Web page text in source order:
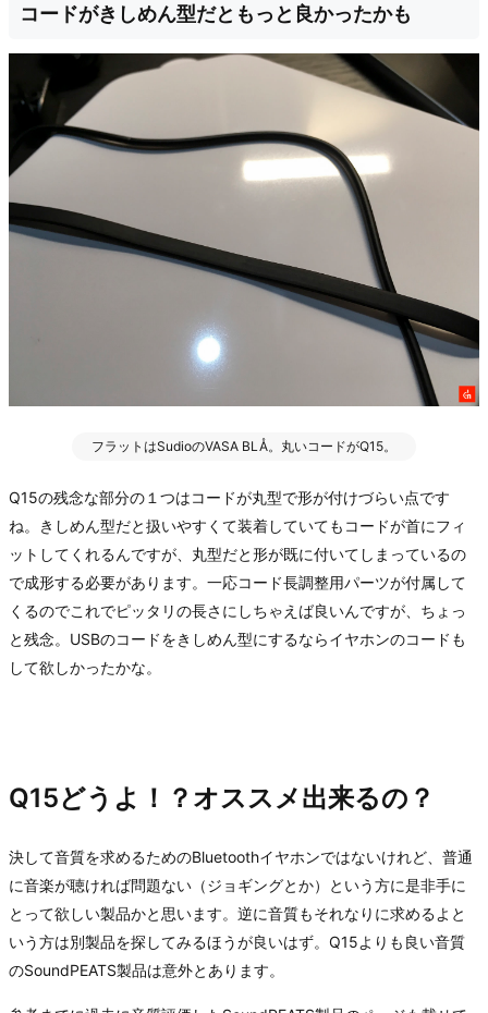
コードがきしめん型だともっと良かったかも
フラットはSudioのVASA BLÅ。丸いコードがQ15。
Q15の残念な部分の１つはコードが丸型で形が付けづらい点です
ね。きしめん型だと扱いやすくて装着していてもコードが首にフィ
ットしてくれるんですが、丸型だと形が既に付いてしまっているの
で成形する必要があります。一応コード長調整用パーツが付属して
くるのでこれでピッタリの長さにしちゃえば良いんですが、ちょっ
と残念。USBのコードをきしめん型にするならイヤホンのコードも
して欲しかったかな。
Q15どうよ！？オススメ出来るの？
決して音質を求めるためのBluetoothイヤホンではないけれど、普通
に音楽が聴ければ問題ない（ジョギングとか）という方に是非手に
とって欲しい製品かと思います。逆に音質もそれなりに求めるよと
いう方は別製品を探してみるほうが良いはず。Q15よりも良い音質
のSoundPEATS製品は意外とあります。